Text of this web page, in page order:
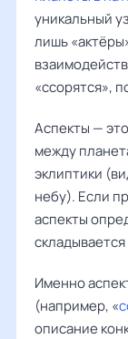
уникальный
лишь
«ссорятся»,
Аспекты —
между
эклиптики
небу). Если
аспекты
Именно
(например, «
описание